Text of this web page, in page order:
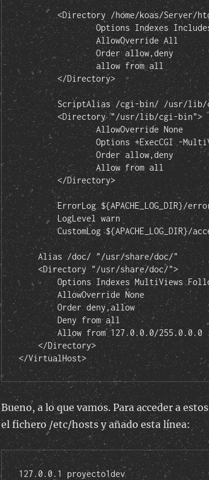
	<Directory /home/koas/Server/htdocs/proyecto1/>
		Options Indexes Includes FollowSymLinks MultiViews
		AllowOverride All
		Order allow,deny
		allow from all
	</Directory>
	ScriptAlias /cgi-bin/ /usr/lib/cgi-bin/
	<Directory "/usr/lib/cgi-bin">
		AllowOverride None
		Options +ExecCGI -MultiViews +SymLinksIfOwnerMatch
		Order allow,deny
		Allow from all
	</Directory>
	ErrorLog ${APACHE_LOG_DIR}/error.log
	LogLevel warn
	CustomLog ${APACHE_LOG_DIR}/access.log combined
    Alias /doc/ "/usr/share/doc/"
    <Directory "/usr/share/doc/">
        Options Indexes MultiViews FollowSymLinks
        AllowOverride None
        Order deny,allow
        Deny from all
        Allow from 127.0.0.0/255.0.0.0 ::1/128
    </Directory>
</VirtualHost>
Bueno, a lo que vamos. Para acceder a estos
el fichero /etc/hosts y añado esta línea:
127.0.0.1 proyecto1dev